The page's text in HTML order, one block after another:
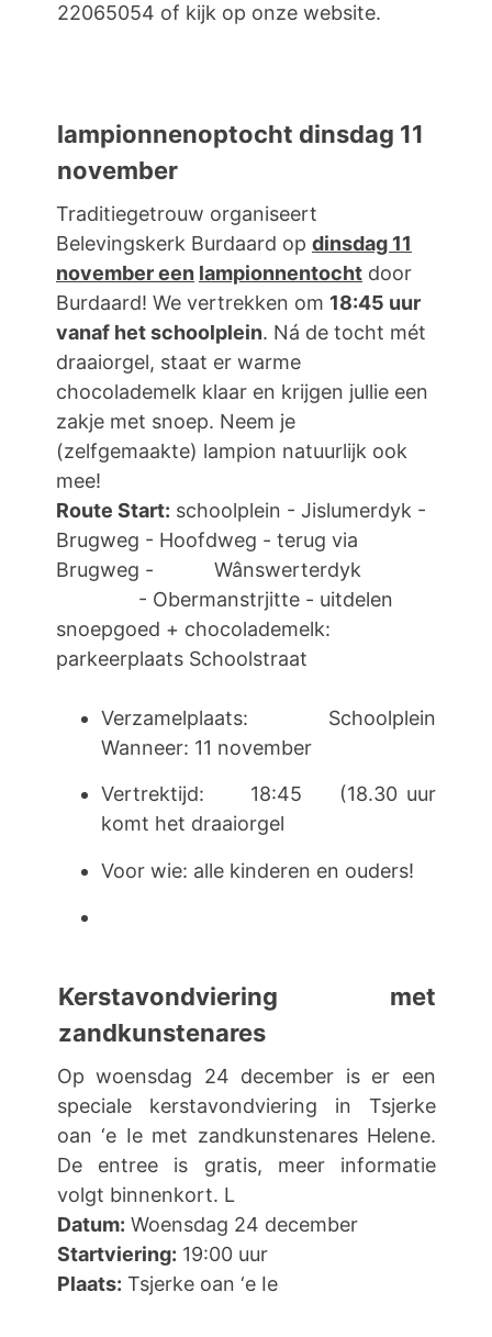
22065054 of kijk op onze website.
lampionnenoptocht dinsdag 11
november
Traditiegetrouw organiseert
Belevingskerk Burdaard op dinsdag 11
november een lampionnentocht door
Burdaard! We vertrekken om 18:45 uur
vanaf het schoolplein. Ná de tocht mét
draaiorgel, staat er warme
chocolademelk klaar en krijgen jullie een
zakje met snoep. Neem je
(zelfgemaakte) lampion natuurlijk ook
mee!
Route Start: schoolplein - Jislumerdyk -
Brugweg - Hoofdweg - terug via
Brugweg - Wânswerterdyk
- Obermanstrjitte - uitdelen
snoepgoed + chocolademelk:
parkeerplaats Schoolstraat
Verzamelplaats: Schoolplein
Wanneer: 11 november
Vertrektijd: 18:45 (18.30 uur
komt het draaiorgel
Voor wie: alle kinderen en ouders!
Kerstavondviering met
zandkunstenares
Op woensdag 24 december is er een
speciale kerstavondviering in Tsjerke
oan ‘e Ie met zandkunstenares Helene.
De entree is gratis, meer informatie
volgt binnenkort. L
Datum: Woensdag 24 december
Startviering: 19:00 uur
Plaats: Tsjerke oan ‘e Ie